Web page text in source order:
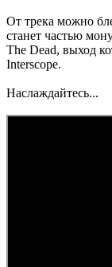
От трека можно
станет частью
The Dead, выход
Interscope.
Наслаждайтесь...